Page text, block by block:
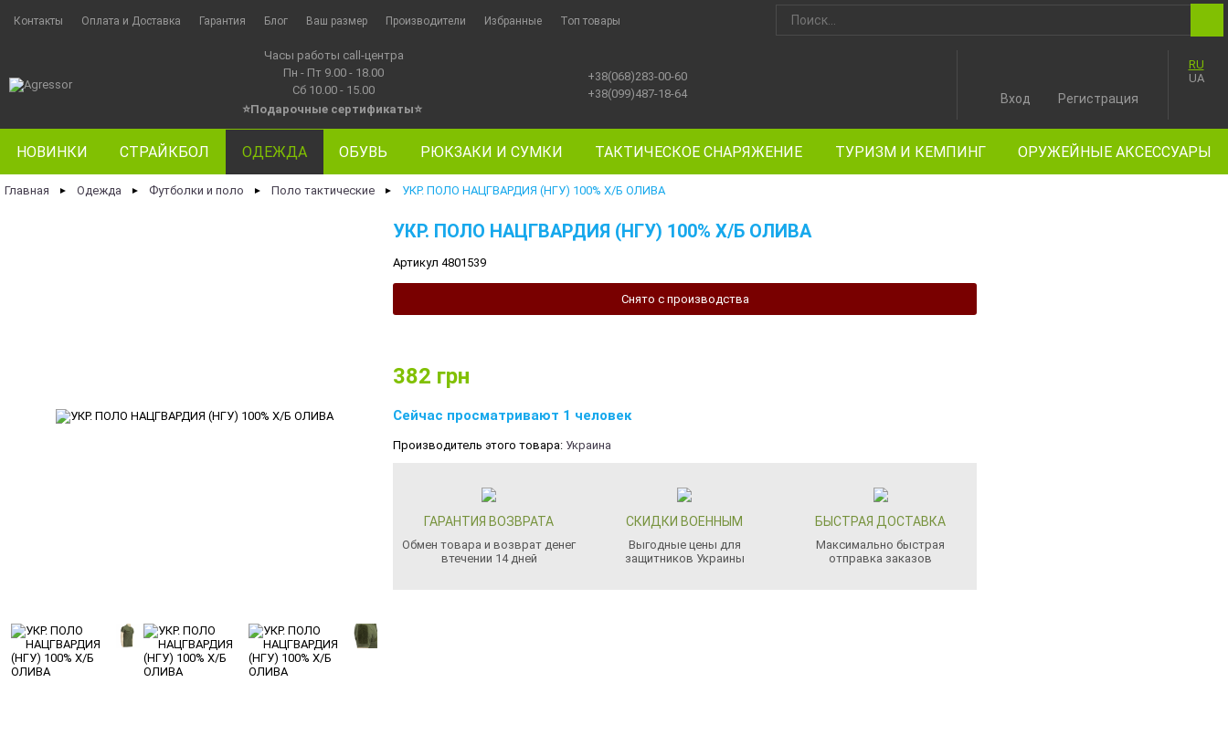
Контакты Оплата и Доставка Гарантия Блог Ваш размер Производители Избранные Топ товары
Часы работы call-центра
Пн - Пт 9.00 - 18.00
Сб 10.00 - 15.00
⭐Подарочные сертификаты⭐
+38(068)283-00-60
+38(099)487-18-64
RU
UA
Вход Регистрация
НОВИНКИ СТРАЙКБОЛ ОДЕЖДА ОБУВЬ РЮКЗАКИ И СУМКИ ТАКТИЧЕСКОЕ СНАРЯЖЕНИЕ ТУРИЗМ И КЕМПИНГ ОРУЖЕЙНЫЕ АКСЕССУАРЫ
Главная ► Одежда ► Футболки и поло ► Поло тактические ► УКР. ПОЛО НАЦГВАРДИЯ (НГУ) 100% Х/Б ОЛИВА
УКР. ПОЛО НАЦГВАРДИЯ (НГУ) 100% Х/Б ОЛИВА
Артикул 4801539
Снято с производства
382 грн
Сейчас просматривают 1 человек
Производитель этого товара: Украина
ГАРАНТИЯ ВОЗВРАТА
Обмен товара и возврат денег
втечении 14 дней
СКИДКИ ВОЕННЫМ
Выгодные цены для
защитников Украины
БЫСТРАЯ ДОСТАВКА
Максимально быстрая
отправка заказов